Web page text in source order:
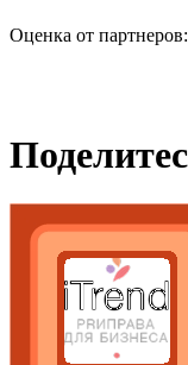
Оценка от